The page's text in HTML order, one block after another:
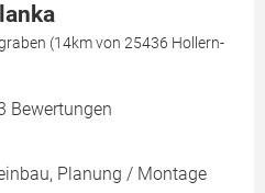
(14km von 25436 Hollern-
Bewertungen
Planung / Montage